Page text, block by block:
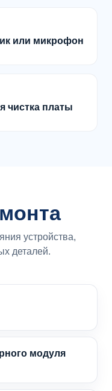
или микрофон
чистка платы
устройства,
деталей.
модуля